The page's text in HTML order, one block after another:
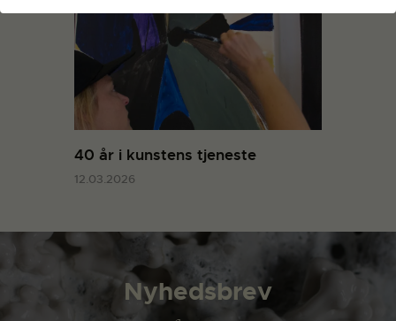
40 år i kunstens tjeneste
12.03.2026
Nyhedsbrev